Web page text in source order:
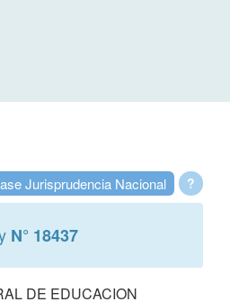
?
Jurisprudencia Nacional
N° 18437
DE EDUCACION